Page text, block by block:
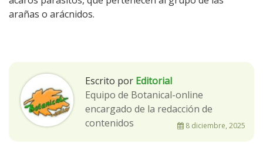
arañas o arácnidos.
Escrito por Editorial
Equipo de Botanical-online
encargado de la redacción de
contenidos
8 diciembre, 2025